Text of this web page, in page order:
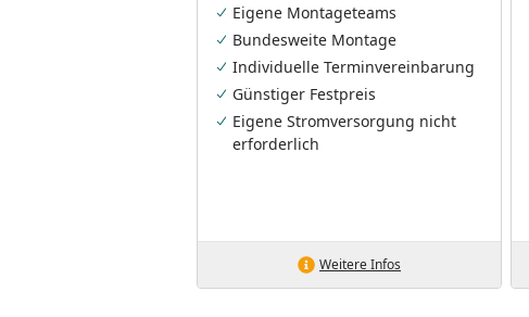
Eigene Montageteams
Bundesweite Montage
Individuelle Terminvereinbarung
Günstiger Festpreis
Eigene Stromversorgung nicht
erforderlich
Weitere Infos